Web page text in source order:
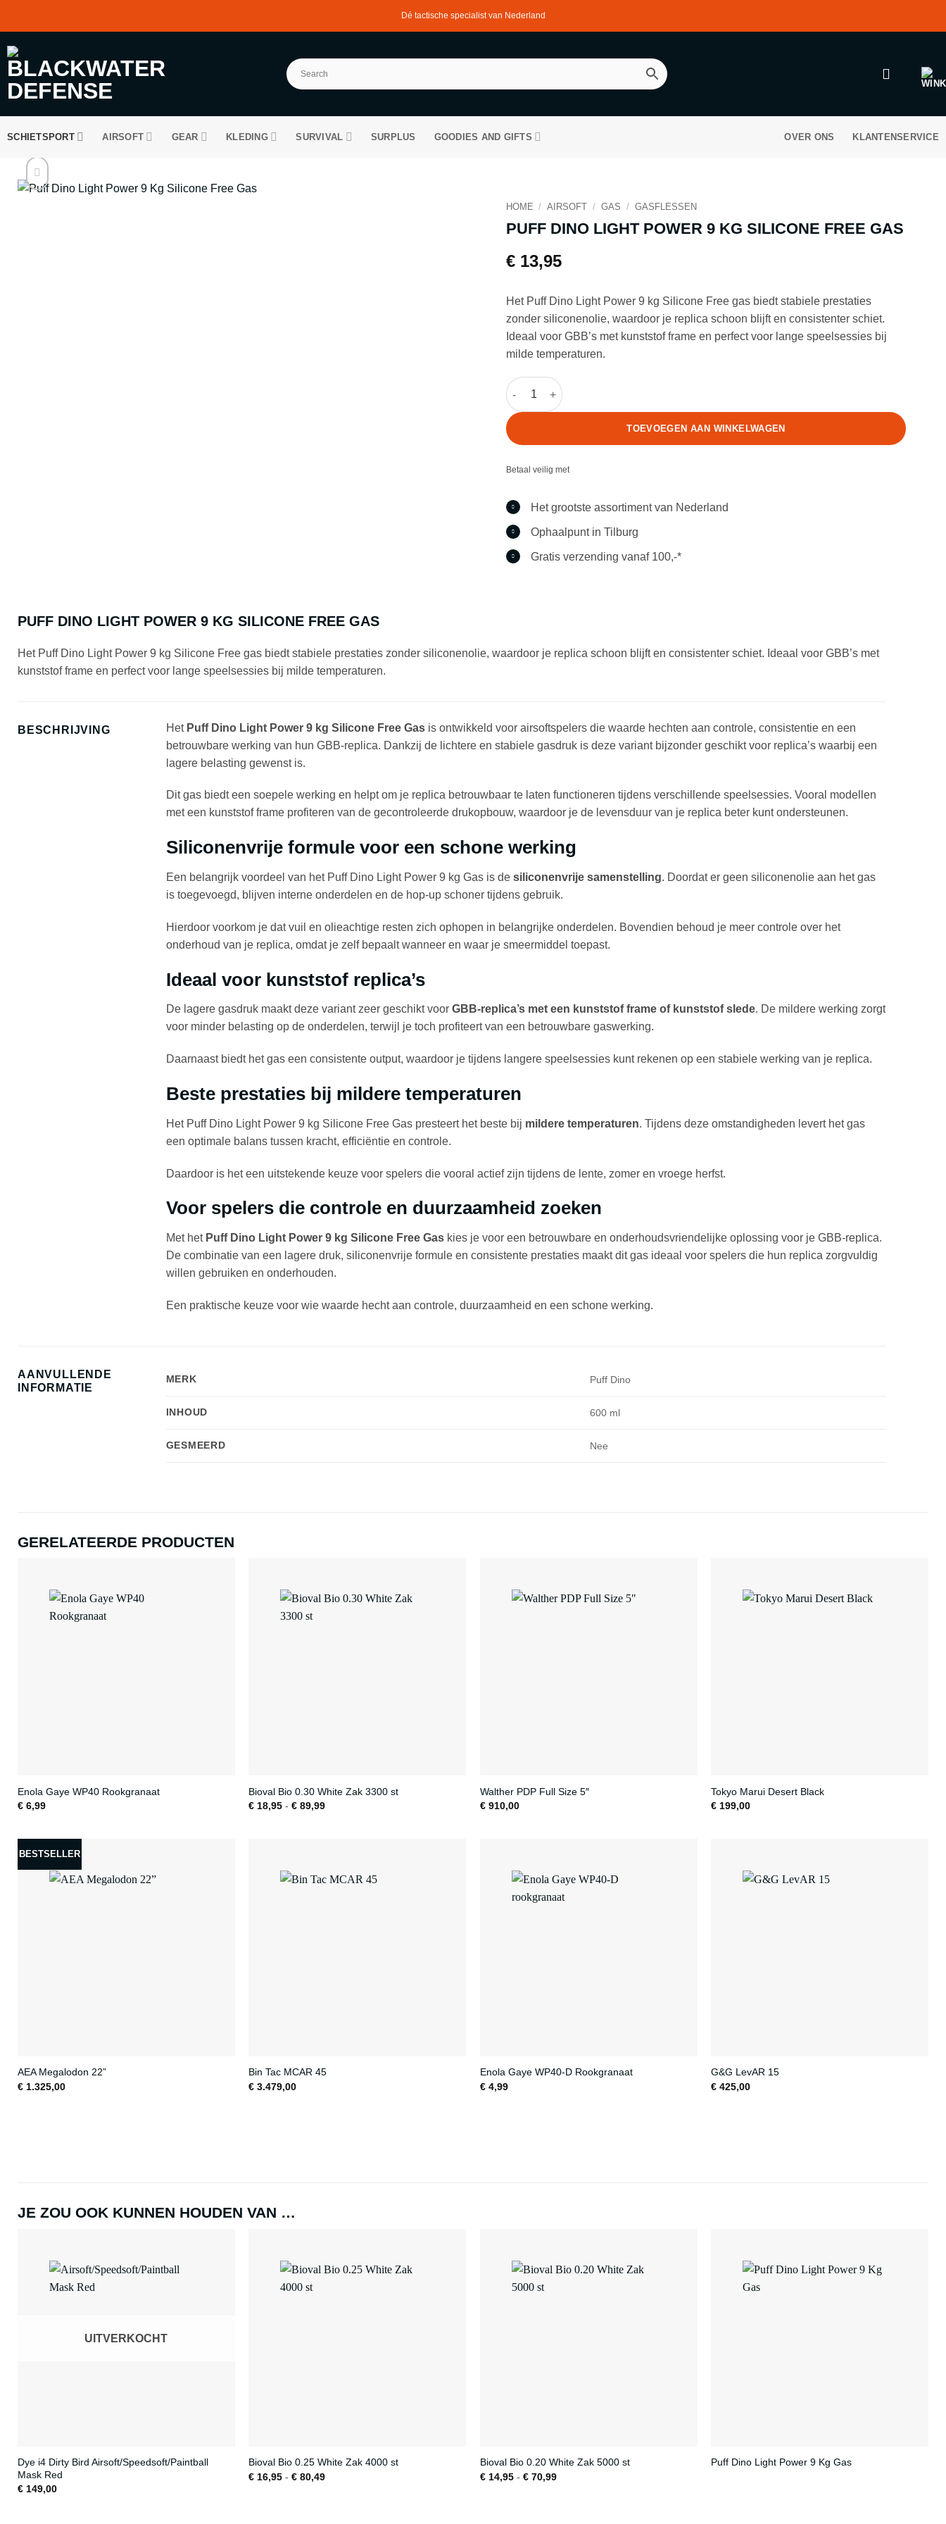
inhoud
Dé tactische specialist van Nederland
SCHIETSPORT AIRSOFT GEAR KLEDING SURVIVAL SURPLUS GOODIES AND GIFTS OVER ONS KLANTENSERVICE
HOME / AIRSOFT / GAS / GASFLESSEN
PUFF DINO LIGHT POWER 9 KG SILICONE FREE GAS
€13,95
Het Puff Dino Light Power 9 kg Silicone Free gas biedt stabiele prestaties
zonder siliconenolie, waardoor je replica schoon blijft en consistenter schiet.
Ideaal voor GBB’s met kunststof frame en perfect voor lange speelsessies bij
milde temperaturen.
Puff Dino Light Power 9 Kg Silicone Free Gas aantal
TOEVOEGEN AAN WINKELWAGEN
Betaal veilig met
Het grootste assortiment van Nederland
Ophaalpunt in Tilburg
Gratis verzending vanaf 100,-*
PUFF DINO LIGHT POWER 9 KG SILICONE FREE GAS
Het Puff Dino Light Power 9 kg Silicone Free gas biedt stabiele prestaties zonder siliconenolie, waardoor je replica schoon blijft en consistenter schiet. Ideaal voor GBB’s met
kunststof frame en perfect voor lange speelsessies bij milde temperaturen.
BESCHRIJVING Het Puff Dino Light Power 9 kg Silicone Free Gasis ontwikkeld voor airsoftspelers die waarde hechten aan controle, consistentie en een
betrouwbare werking van hun GBB-replica. Dankzij de lichtere en stabiele gasdruk is deze variant bijzonder geschikt voor replica’s waarbij een
lagere belasting gewenst is.
Dit gas biedt een soepele werking en helpt om je replica betrouwbaar te laten functioneren tijdens verschillende speelsessies. Vooral modellen
met een kunststof frame profiteren van de gecontroleerde drukopbouw, waardoor je de levensduur van je replica beter kunt ondersteunen.
Siliconenvrije formule voor een schone werking
Een belangrijk voordeel van het Puff Dino Light Power 9 kg Gas is de siliconenvrije samenstelling. Doordat er geen siliconenolie aan het gas
is toegevoegd, blijven interne onderdelen en de hop-up schoner tijdens gebruik.
Hierdoor voorkom je dat vuil en olieachtige resten zich ophopen in belangrijke onderdelen. Bovendien behoud je meer controle over het
onderhoud van je replica, omdat je zelf bepaalt wanneer en waar je smeermiddel toepast.
Ideaal voor kunststof replica’s
De lagere gasdruk maakt deze variant zeer geschikt voor GBB-replica’s met een kunststof frame of kunststof slede. De mildere werking zorgt
voor minder belasting op de onderdelen, terwijl je toch profiteert van een betrouwbare gaswerking.
Daarnaast biedt het gas een consistente output, waardoor je tijdens langere speelsessies kunt rekenen op een stabiele werking van je replica.
Beste prestaties bij mildere temperaturen
Het Puff Dino Light Power 9 kg Silicone Free Gas presteert het beste bij mildere temperaturen. Tijdens deze omstandigheden levert het gas
een optimale balans tussen kracht, efficiëntie en controle.
Daardoor is het een uitstekende keuze voor spelers die vooral actief zijn tijdens de lente, zomer en vroege herfst.
Voor spelers die controle en duurzaamheid zoeken
Met het Puff Dino Light Power 9 kg Silicone Free Gaskies je voor een betrouwbare en onderhoudsvriendelijke oplossing voor je GBB-replica.
De combinatie van een lagere druk, siliconenvrije formule en consistente prestaties maakt dit gas ideaal voor spelers die hun replica zorgvuldig
willen gebruiken en onderhouden.
Een praktische keuze voor wie waarde hecht aan controle, duurzaamheid en een schone werking.
AANVULLENDE
INFORMATIE
MERK Puff Dino
INHOUD 600 ml
GESMEERD Nee
GERELATEERDE PRODUCTEN
Enola Gaye WP40 Rookgranaat
€6,99
Bioval Bio 0.30 White Zak 3300 st
€ 18,95 - € 89,99Prijsklasse:
Walther PDP Full Size 5″
€910,00
Tokyo Marui Desert Black
€ 199,00
BESTSELLER
AEA Megalodon 22”
€1.325,00
Bin Tac MCAR 45
€ 3.479,00
Enola Gaye WP40-D Rookgranaat
€4,99
G&G LevAR 15
€ 425,00
JE ZOU OOK KUNNEN HOUDEN VAN …
UITVERKOCHT
Dye i4 Dirty Bird Airsoft/Speedsoft/Paintball
Mask Red
€149,00
Bioval Bio 0.25 White Zak 4000 st
€ 16,95 - € 80,49Prijsklasse:
Bioval Bio 0.20 White Zak 5000 st
€14,95 - €70,99Prijsklasse:
Puff Dino Light Power 9 Kg Gas